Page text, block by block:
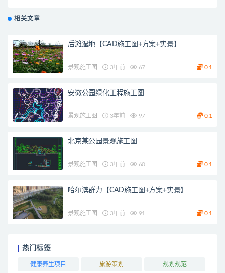
相关文章
后滩湿地【CAD施工图+方案+实景】
景观施工图 3年前 67 0.1
安徽公园绿化工程施工图
景观施工图 3年前 97 0.1
北京某公园景观施工图
景观施工图 3年前 60 0.1
哈尔滨群力【CAD施工图+方案+实景】
景观施工图 3年前 91 0.1
热门标签
健康养生项目 旅游策划 规划规范